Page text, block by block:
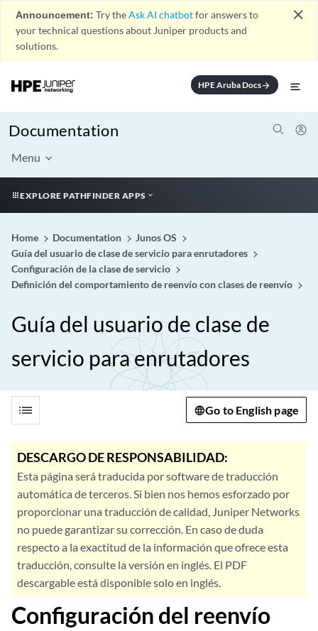
Announcement: Try theAsk AI chatbotfor answers to
your technical questions about Juniper products and
solutions.
close
HPE Aruba Docsarrow_forward
Documentation
Menu
EXPLORE PATHFINDER APPS
Home Documentation
Junos OS
Guía del usuario de clase de servicio para enrutadores
Configuración de la clase de servicio
Definición del comportamiento de reenvío con clases de reenvío
Guía del usuario de clase de
servicio para enrutadores
list Go to English page
DESCARGO DE RESPONSABILIDAD:
Esta página será traducida por software de traducción
automática de terceros. Si bien nos hemos esforzado por
proporcionar una traducción de calidad, Juniper Networks
no puede garantizar su corrección. En caso de duda
respecto a la exactitud de la información que ofrece esta
traducción, consulte la versión en inglés. El PDF
descargable está disponible solo en inglés.
Configuración del reenvío